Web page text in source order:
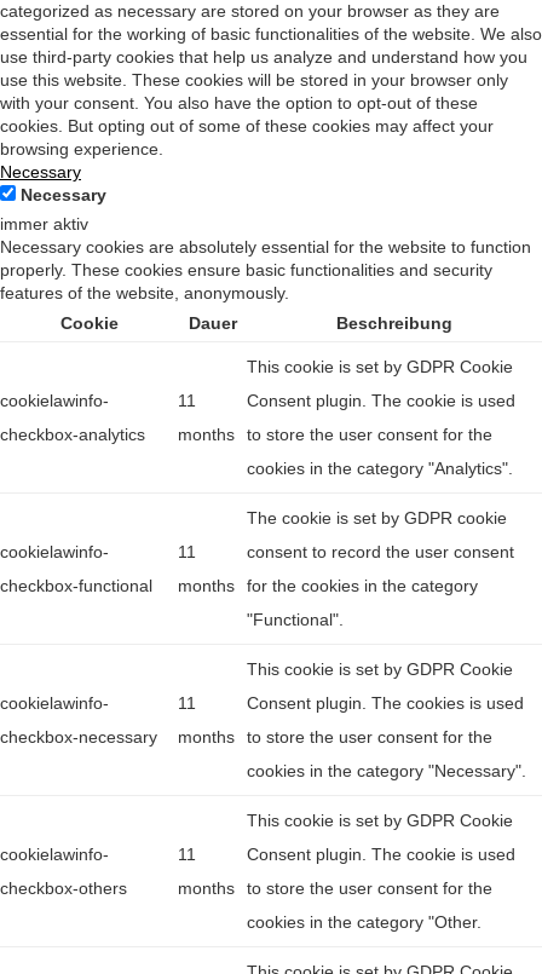
categorized as necessary are stored on your browser as they are
essential for the working of basic functionalities of the website. We also
use third-party cookies that help us analyze and understand how you
use this website. These cookies will be stored in your browser only
with your consent. You also have the option to opt-out of these
cookies. But opting out of some of these cookies may affect your
browsing experience.
Necessary
Necessary
immer aktiv
Necessary cookies are absolutely essential for the website to function
properly. These cookies ensure basic functionalities and security
features of the website, anonymously.
Cookie
Dauer Beschreibung
cookielawinfo-
checkbox-analytics
11
months
This cookie is set by GDPR Cookie
Consent plugin. The cookie is used
to store the user consent for the
cookies in the category "Analytics".
cookielawinfo-
checkbox-functional
11
months
The cookie is set by GDPR cookie
consent to record the user consent
for the cookies in the category
"Functional".
cookielawinfo-
checkbox-necessary
11
months
This cookie is set by GDPR Cookie
Consent plugin. The cookies is used
to store the user consent for the
cookies in the category "Necessary".
cookielawinfo-
checkbox-others
11
months
This cookie is set by GDPR Cookie
Consent plugin. The cookie is used
to store the user consent for the
cookies in the category "Other.